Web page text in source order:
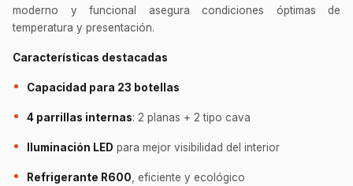
moderno y funcional asegura condiciones óptimas de
temperatura y presentación.
Características destacadas
Capacidad para 23 botellas
4 parrillas internas: 2 planas + 2 tipo cava
Iluminación LED para mejor visibilidad del interior
Refrigerante R600 , eficiente y ecológico